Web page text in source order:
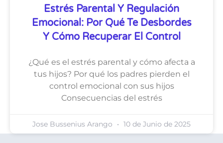
Estrés Parental Y Regulación
Emocional: Por Qué Te Desbordes
Y Cómo Recuperar El Control
¿Qué es el estrés parental y cómo afecta a
tus hijos? Por qué los padres pierden el
control emocional con sus hijos
Consecuencias del estrés
Jose Bussenius Arango 10 de Junio de 2025